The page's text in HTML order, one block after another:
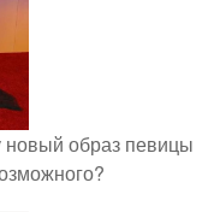
образ певицы